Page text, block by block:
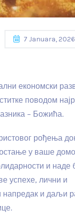
7 Januara, 2026
економски
поводом
– Божића.
рођења
у ваше
и наде
успехе, лични и
и даљи